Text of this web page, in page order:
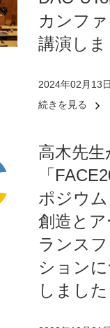
カンフ
講演しま
2024年02月13
続きを見る
高木先生
「
ポジウ
創造とア
ランス
ション
しました